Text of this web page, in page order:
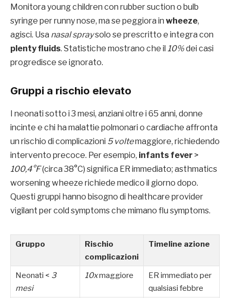
Monitora young children con rubber suction o bulb
syringe per runny nose, ma se peggiora in wheeze,
agisci. Usa nasal spraysolo se prescritto e integra con
plenty fluids. Statistiche mostrano che il 10%dei casi
progredisce se ignorato.
Gruppi a rischio elevato
I neonati sotto i 3 mesi, anziani oltre i 65 anni, donne
incinte e chi ha malattie polmonari o cardiache affronta
un rischio di complicazioni 5 voltemaggiore, richiedendo
intervento precoce. Per esempio, infants fever >
100,4°F(circa 38°C) significa ER immediato; asthmatics
worsening wheeze richiede medico il giorno dopo.
Questi gruppi hanno bisogno di healthcare provider
vigilant per cold symptoms che mimano flu symptoms.
Gruppo
Rischio
complicazioni
Timeline azione
Neonati < 3
mesi
10xmaggiore
ER immediato per
qualsiasi febbre